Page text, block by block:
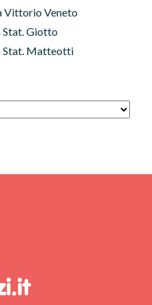
Vittorio Veneto
Stat. Giotto
Stat. Matteotti